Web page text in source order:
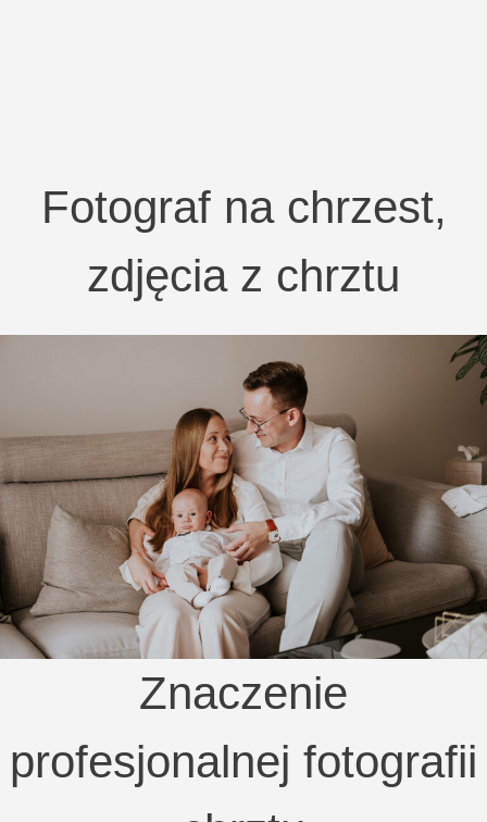
Fotograf na chrzest,
zdjęcia z chrztu
Znaczenie
profesjonalnej fotografii